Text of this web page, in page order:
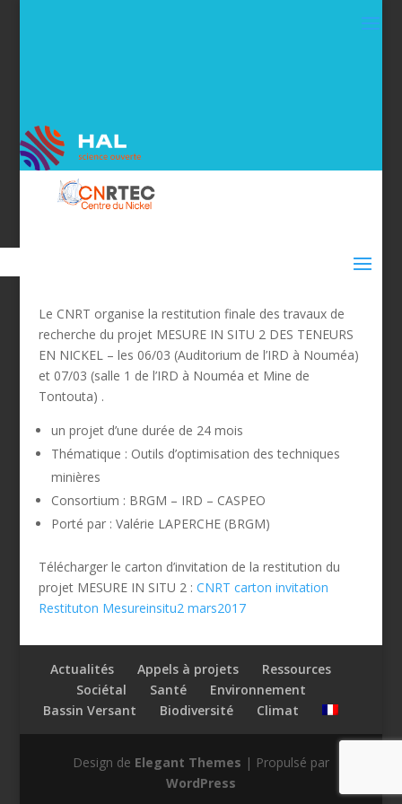
Le CNRT organise la restitution finale des travaux de
recherche du projet MESURE IN SITU 2 DES TENEURS
EN NICKEL – les 06/03 (Auditorium de l’IRD à Nouméa)
et 07/03 (salle 1 de l’IRD à Nouméa et Mine de
Tontouta) .
un projet d’une durée de 24 mois
Thématique : Outils d’optimisation des techniques
minières
Consortium : BRGM – IRD – CASPEO
Porté par : Valérie LAPERCHE (BRGM)
Télécharger le carton d’invitation de la restitution du
projet MESURE IN SITU 2 : CNRT carton invitation
Restituton Mesureinsitu2 mars2017
Actualités Appels à projets
Ressources
Sociétal
Santé
Environnement
Bassin Versant
Biodiversité Climat
Design de Elegant Themes | Propulsé par
WordPress